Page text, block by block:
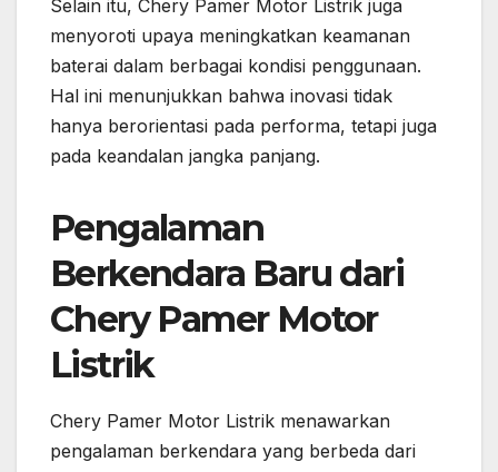
Selain itu, Chery Pamer Motor Listrik juga
menyoroti upaya meningkatkan keamanan
baterai dalam berbagai kondisi penggunaan.
Hal ini menunjukkan bahwa inovasi tidak
hanya berorientasi pada performa, tetapi juga
pada keandalan jangka panjang.
Pengalaman
Berkendara Baru dari
Chery Pamer Motor
Listrik
Chery Pamer Motor Listrik menawarkan
pengalaman berkendara yang berbeda dari